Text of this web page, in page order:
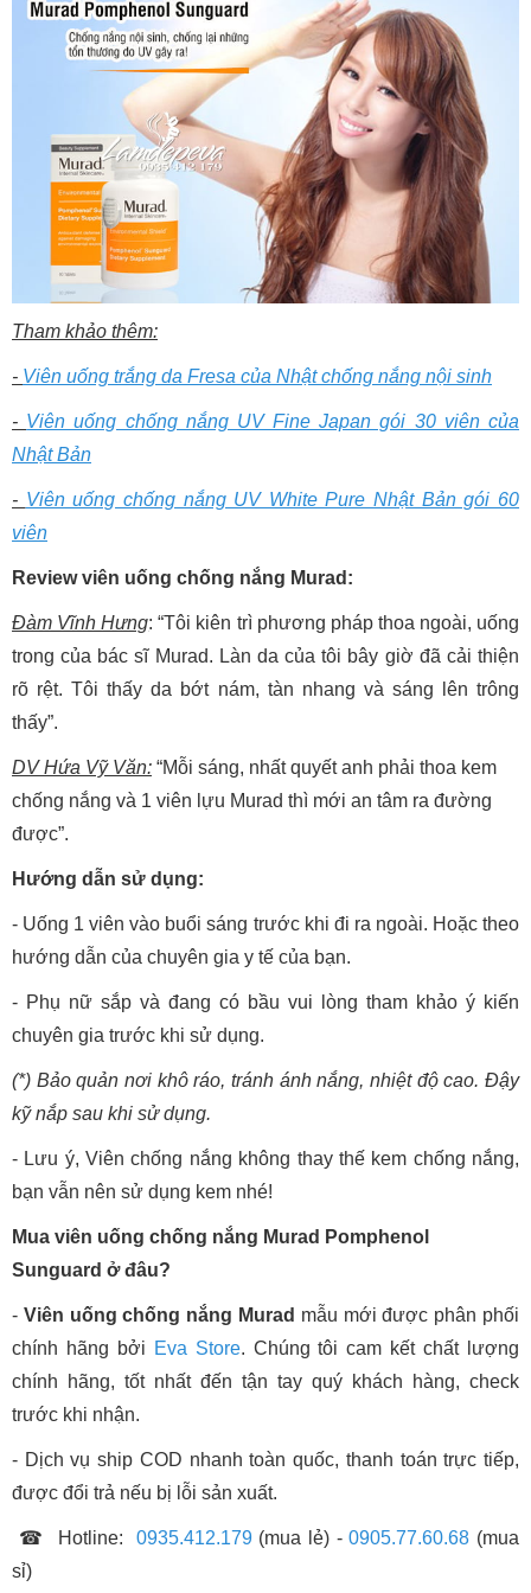
Tham khảo thêm:
- Viên uống trắng da Fresa của Nhật chống nắng nội sinh
- Viên uống chống nắng UV Fine Japan gói 30 viên của
Nhật Bản
- Viên uống chống nắng UV White Pure Nhật Bản gói 60
viên
Review viên uống chống nắng Murad:
Đàm Vĩnh Hưng: “Tôi kiên trì phương pháp thoa ngoài, uống
trong của bác sĩ Murad. Làn da của tôi bây giờ đã cải thiện
rõ rệt. Tôi thấy da bớt nám, tàn nhang và sáng lên trông
thấy”.
DV Hứa Vỹ Văn: “Mỗi sáng, nhất quyết anh phải thoa kem
chống nắng và 1 viên lựu Murad thì mới an tâm ra đường
được”.
Hướng dẫn sử dụng:
- Uống 1 viên vào buổi sáng trước khi đi ra ngoài. Hoặc theo
hướng dẫn của chuyên gia y tế của bạn.
- Phụ nữ sắp và đang có bầu vui lòng tham khảo ý kiến
chuyên gia trước khi sử dụng.
(*) Bảo quản nơi khô ráo, tránh ánh nắng, nhiệt độ cao. Đậy
kỹ nắp sau khi sử dụng.
- Lưu ý, Viên chống nắng không thay thế kem chống nắng,
bạn vẫn nên sử dụng kem nhé!
Mua viên uống chống nắng Murad Pomphenol
Sunguard ở đâu?
- Viên uống chống nắng Murad mẫu mới được phân phối
chính hãng bởi Eva Store. Chúng tôi cam kết chất lượng
chính hãng, tốt nhất đến tận tay quý khách hàng, check
trước khi nhận.
- Dịch vụ ship COD nhanh toàn quốc, thanh toán trực tiếp,
được đổi trả nếu bị lỗi sản xuất.
☎ Hotline: 0935.412.179(mua lẻ) -0905.77.60.68 (mua
sỉ)